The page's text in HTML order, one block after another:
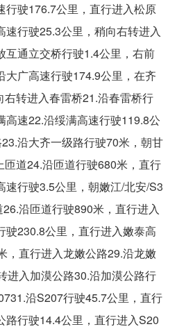
行驶176.7公里，直行进入松原
速行驶25.3公里，稍向右转进入
互通立交桥行驶1.4公里，右前
大广高速行驶174.9公里，在齐
转进入春雷桥21.沿春雷桥行
高速22.沿绥满高速行驶119.8公
沿大齐一级路行驶70米，朝甘
道24.沿匝道行驶680米，直行
速行驶3.5公里，朝嫩江/北安/S3
沿匝道行驶890米，直行进入
驶230.8公里，直行进入嫩泰高
，直行进入龙嫩公路29.沿龙嫩
进入加漠公路30.沿加漠公路行
沿S207行驶45.7公里，直行
路行驶14.4公里，直行进入S20